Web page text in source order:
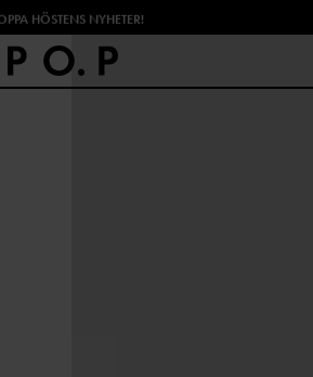
HÖSTENS NYHETER!